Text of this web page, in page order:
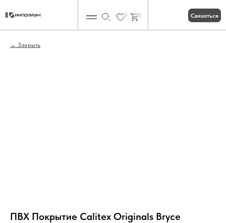
Связаться
Закрыть
ПВХ Покрытие Calitex Originals Bryce